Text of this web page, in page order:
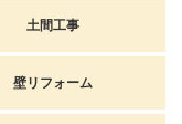
土間工事
壁リフォーム